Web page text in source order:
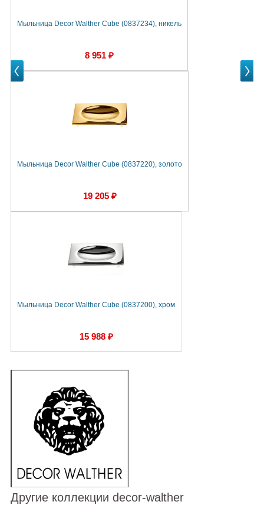
Мыльница Decor Walther Cube (0837234), никель
8 951 ₽
Мыльница Decor Walther Cube (0837220), золото
19 205 ₽
Мыльница Decor Walther Cube (0837200), хром
15 988 ₽
Другие коллекции decor-walther